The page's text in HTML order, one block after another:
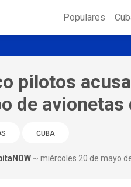
Populares
pilotos
de avionetas
CUBA
~ miércoles 20 de mayo